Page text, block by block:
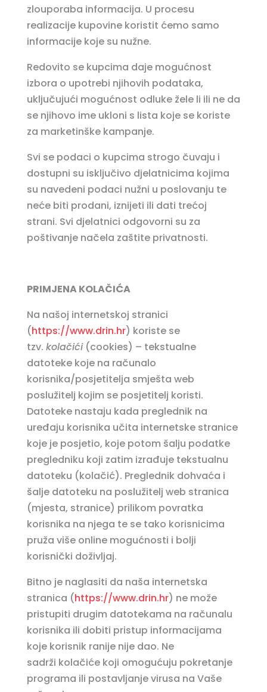
zlouporaba informacija. U procesu
realizacije kupovine koristit ćemo samo
informacije koje su nužne.
Redovito se kupcima daje mogućnost
izbora o upotrebi njihovih podataka,
uključujući mogućnost odluke žele li ili ne da
se njihovo ime ukloni s lista koje se koriste
za marketinške kampanje.
Svi se podaci o kupcima strogo čuvaju i
dostupni su isključivo djelatnicima kojima
su navedeni podaci nužni u poslovanju te
neće biti prodani, iznijeti ili dati trećoj
strani. Svi djelatnici odgovorni su za
poštivanje načela zaštite privatnosti.
PRIMJENA KOLAČIĆA
Na našoj internetskoj stranici
(https://www.drin.hr) koriste se
tzv. kolačići(cookies) – tekstualne
datoteke koje na računalo
korisnika/posjetitelja smješta web
poslužitelj kojim se posjetitelj koristi.
Datoteke nastaju kada preglednik na
uređaju korisnika učita internetske stranice
koje je posjetio, koje potom šalju podatke
pregledniku koji zatim izrađuje tekstualnu
datoteku (kolačić). Preglednik dohvaća i
šalje datoteku na poslužitelj web stranica
(mjesta, stranice) prilikom povratka
korisnika na njega te se tako korisnicima
pruža više online mogućnosti i bolji
korisnički doživljaj.
Bitno je naglasiti da naša internetska
stranica (https://www.drin.hr) ne može
pristupiti drugim datotekama na računalu
korisnika ili dobiti pristup informacijama
koje korisnik ranije nije dao. Ne
sadrži kolačiće koji omogućuju pokretanje
programa ili postavljanje virusa na Vaše